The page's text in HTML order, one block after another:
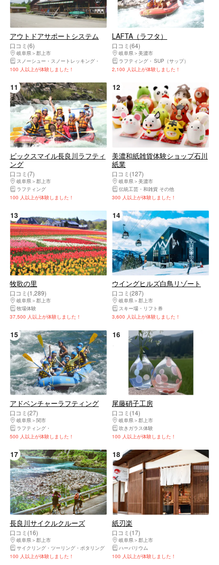
アウトドアサポートシステム
口コミ(6)
岐阜県
郡上市
スノーシュー・スノートレッキング
ラフティング ケイビング・洞窟探検
100 人以上が体験しました！
LAFTA（ラフタ）
口コミ(64)
岐阜県
美濃市
ラフティング
SUP（サップ）
2,100 人以上が体験しました！
11
ビックスマイル長良川ラフティ
ング
口コミ(7)
岐阜県
郡上市
ラフティング
100 人以上が体験しました！
12
美濃和紙雑貨体験ショップ石川
紙業
口コミ(127)
岐阜県
美濃市
伝統工芸・和雑貨 その他
300 人以上が体験しました！
13
牧歌の里
口コミ(1,289)
岐阜県
郡上市
牧場体験
37,500 人以上が体験しました！
14
ウイングヒルズ白鳥リゾート
口コミ(287)
岐阜県
郡上市
スキー場・リフト券
3,600 人以上が体験しました！
15
アドベンチャーラフティング
口コミ(27)
岐阜県
関市
ラフティング
キャニオニング・シャワークライミング
500 人以上が体験しました！
16
尾藤硝子工房
口コミ(14)
岐阜県
郡上市
吹きガラス体験
100 人以上が体験しました！
17
長良川サイクルクルーズ
口コミ(16)
岐阜県
郡上市
サイクリング・ツーリング・ポタリング
100 人以上が体験しました！
18
紙刃楽
口コミ(17)
岐阜県
郡上市
ハーバリウム
100 人以上が体験しました！